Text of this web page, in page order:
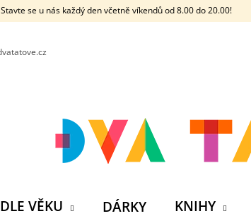
se u nás každý den včetně víkendů od 8.00 do 20.00!
VĚKU DÁRKY KNIHY